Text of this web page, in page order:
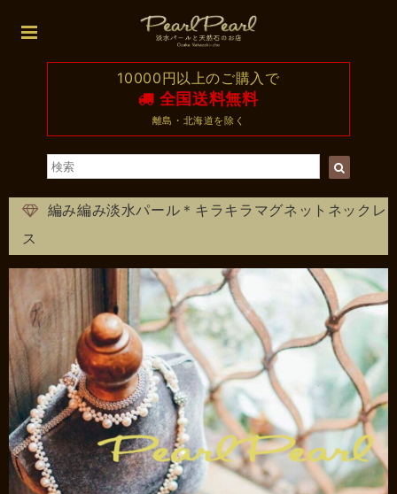
10000円以上のご購入で
全国送料無料
離島・北海道を除く
編み編み淡水パール＊キラキラマグネットネックレ
ス